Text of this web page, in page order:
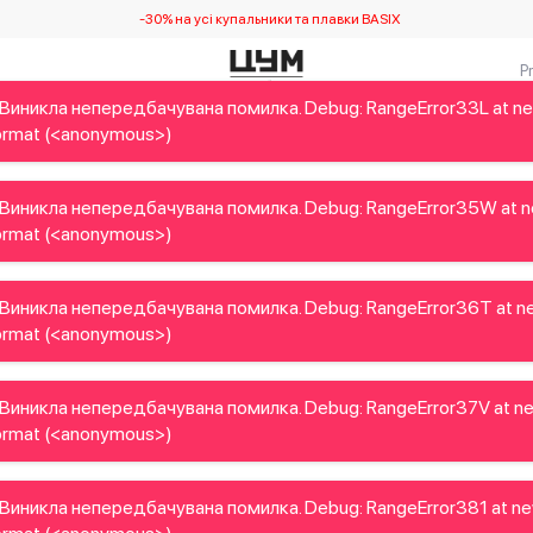
-30% на усі купальники та плавки BASIX
Дітям Home&Gifts Українські дизайнери Краса
непередбачувана помилка. Debug: RangeError33L at
(<anonymous>)
непередбачувана помилка. Debug: RangeError35W at
(<anonymous>)
непередбачувана помилка. Debug: RangeError36T at
(<anonymous>)
непередбачувана помилка. Debug: RangeError37V at
(<anonymous>)
непередбачувана помилка. Debug: RangeError381 at